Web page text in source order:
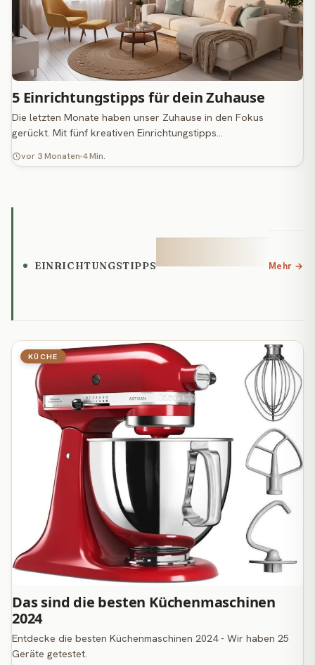
5 Einrichtungstipps für dein Zuhause
Die letzten Monate haben unser Zuhause in den Fokus
gerückt. Mit fünf kreativen Einrichtungstipps…
vor 3 Monaten 4 Min.
EINRICHTUNGSTIPPS Mehr →
KÜCHE
Das sind die besten Küchenmaschinen
2024
Entdecke die besten Küchenmaschinen 2024 - Wir haben 25
Geräte getestet.